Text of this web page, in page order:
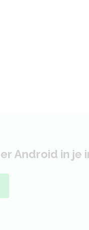
Android in je